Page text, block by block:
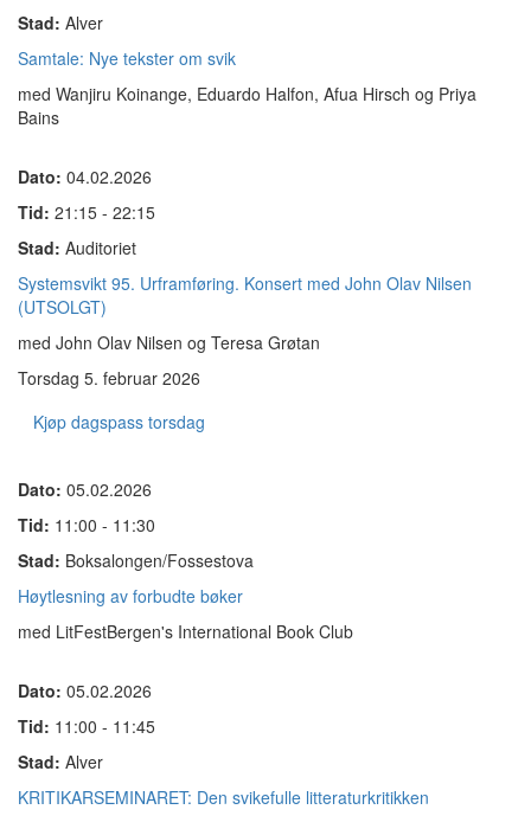
Stad: Alver
Samtale: Nye tekster om svik
med Wanjiru Koinange, Eduardo Halfon, Afua Hirsch og Priya
Bains
Dato: 04.02.2026
Tid: 21:15 - 22:15
Stad: Auditoriet
Systemsvikt 95. Urframføring. Konsert med John Olav Nilsen
(UTSOLGT)
med John Olav Nilsen og Teresa Grøtan
Torsdag 5. februar 2026
Kjøp dagspass torsdag
Dato: 05.02.2026
Tid: 11:00 - 11:30
Stad: Boksalongen/Fossestova
Høytlesning av forbudte bøker
med LitFestBergen's International Book Club
Dato: 05.02.2026
Tid: 11:00 - 11:45
Stad: Alver
KRITIKARSEMINARET: Den svikefulle litteraturkritikken